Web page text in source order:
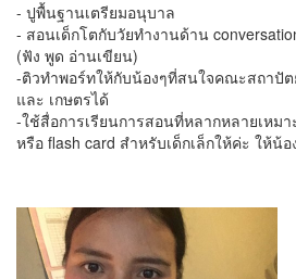
- ปูพื้นฐานเตรียมอนุบาล
- สอนเด็กโตกับวัยทำงานด้าน
(ฟัง พูด อ่านเขียน)
-ติวทำพอร์ทให้กับน้องๆที่สนใจคณะสถาปัต
และ เกษตรได้
-ใช้สื่อการเรียนการสอนที่หลากหลายเหมา
หรือ flash card สำหรับเด็กเล็กให้ค่ะ ให้น้